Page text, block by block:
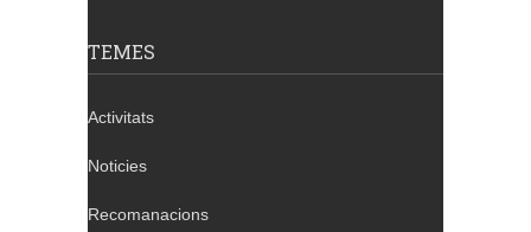
TEMES
Activitats
Noticies
Recomanacions